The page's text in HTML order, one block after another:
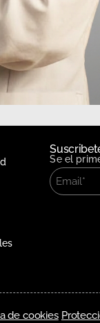
Se el
de cookies